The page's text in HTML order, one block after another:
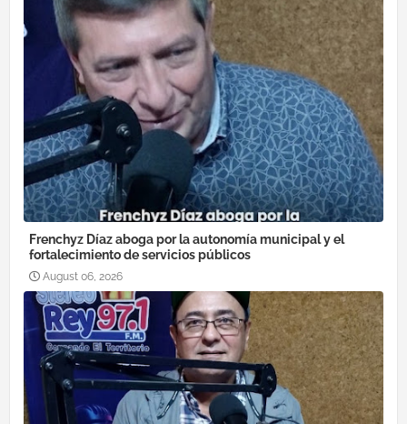
Frenchyz Díaz aboga por la autonomía municipal y el
fortalecimiento de servicios públicos
August 06, 2026